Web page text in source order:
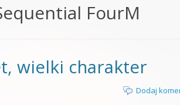
FourM
wielki charakter
Dodaj